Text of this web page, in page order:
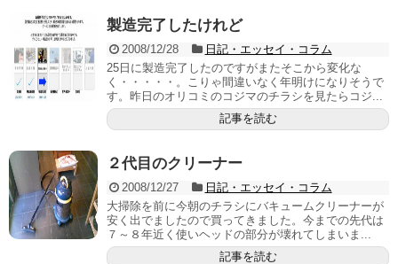
製造完了したけれど
2008/12/28
日記・エッセイ・コラム
25日に製造完了したのですがまたそこから変化な
く・・・・・。こりゃ間違いなく年明けになりそうで
す。昨日のオリコミのコジマのチラシを見たらコジ...
記事を読む
２代目のクリーナー
2008/12/27
日記・エッセイ・コラム
大掃除を前に今朝のチラシにバキュームクリーナーが
安く出でましたので買ってきました。今までの先代は
７～８年近く使いヘッドの部分が壊れてしまいま...
記事を読む